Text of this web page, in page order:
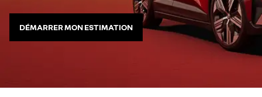
DÉMARRER MON ESTIMATION